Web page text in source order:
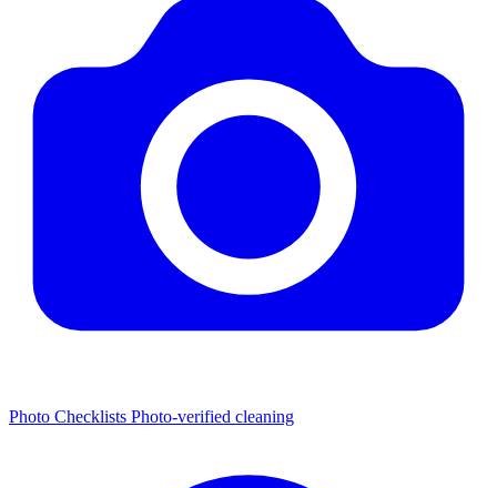
Photo Checklists Photo-verified cleaning